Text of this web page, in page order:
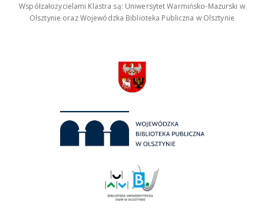
Współzałożycielami Klastra są: Uniwersytet Warmińsko-Mazurski w
Olsztynie oraz Wojewódzka Biblioteka Publiczna w Olsztynie